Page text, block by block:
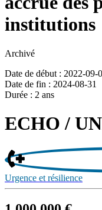
institutions
Archivé
Date de début : 2022-09-
Date de fin : 2024-08-31
Durée : 2 ans
ECHO /
Urgence et résilience